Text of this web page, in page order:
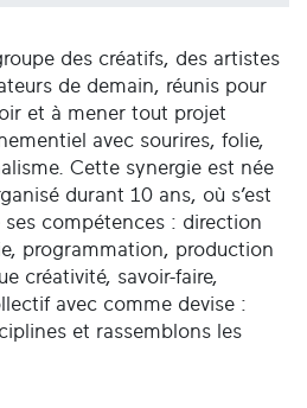
des créatifs, des artistes
de demain, réunis pour
et à mener tout projet
avec sourires, folie,
Cette synergie est née
durant 10 ans, où s’est
compétences : direction
programmation, production
créativité, savoir-faire,
avec comme devise :
et rassemblons les